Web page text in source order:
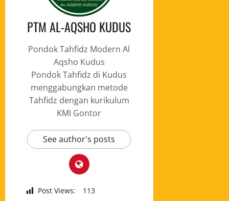
PTM AL-AQSHO KUDUS
Pondok Tahfidz Modern Al
Aqsho Kudus
Pondok Tahfidz di Kudus
menggabungkan metode
Tahfidz dengan kurikulum
KMI Gontor
See author's posts
Post Views: 113